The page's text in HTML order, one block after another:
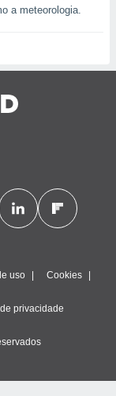
a meteorologia.
uso Cookies
privacidade